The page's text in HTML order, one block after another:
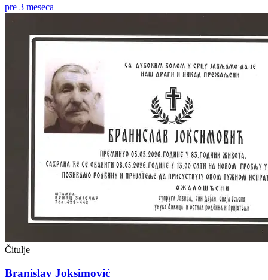
pre 3 meseca
Čitulje
Branislav Joksimović